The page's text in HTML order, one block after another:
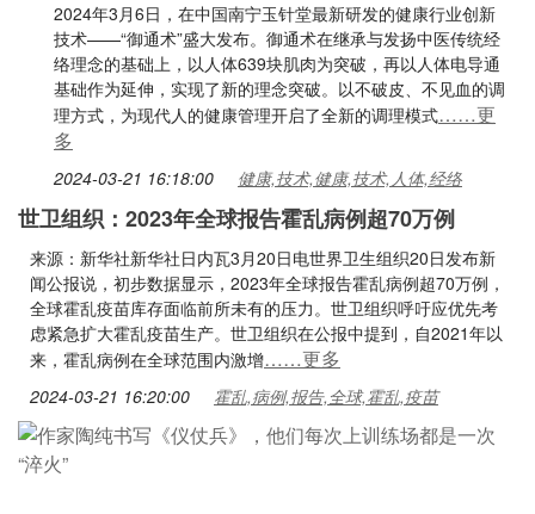
2024年3月6日，在中国南宁玉针堂最新研发的健康行业创新
技术——“御通术”盛大发布。御通术在继承与发扬中医传统经
络理念的基础上，以人体639块肌肉为突破，再以人体电导通
基础作为延伸，实现了新的理念突破。以不破皮、不见血的调
理方式，为现代人的健康管理开启了全新的调理模式……更
多
2024-03-21 16:18:00 健康,技术,健康,技术,人体,经络
世卫组织：2023年全球报告霍乱病例超70万例
来源：新华社新华社日内瓦3月20日电世界卫生组织20日发布新
闻公报说，初步数据显示，2023年全球报告霍乱病例超70万例，
全球霍乱疫苗库存面临前所未有的压力。世卫组织呼吁应优先考
虑紧急扩大霍乱疫苗生产。世卫组织在公报中提到，自2021年以
来，霍乱病例在全球范围内激增……更多
2024-03-21 16:20:00 霍乱,病例,报告,全球,霍乱,疫苗